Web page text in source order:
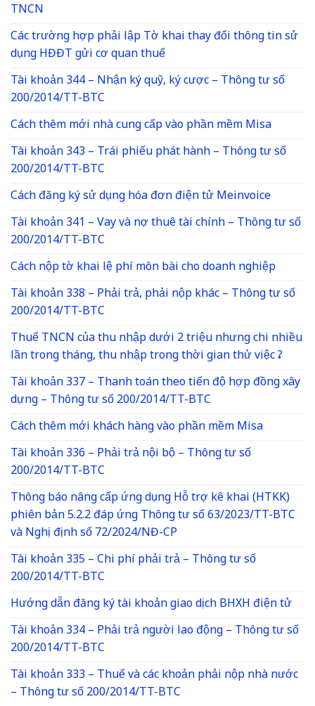
TNCN
Các trường hợp phải lập Tờ khai thay đổi thông tin sử
dụng HĐĐT gửi cơ quan thuế
Tài khoản 344 – Nhận ký quỹ, ký cược – Thông tư số
200/2014/TT-BTC
Cách thêm mới nhà cung cấp vào phần mềm Misa
Tài khoản 343 – Trái phiếu phát hành – Thông tư số
200/2014/TT-BTC
Cách đăng ký sử dụng hóa đơn điện tử Meinvoice
Tài khoản 341 – Vay và nợ thuê tài chính – Thông tư số
200/2014/TT-BTC
Cách nộp tờ khai lệ phí môn bài cho doanh nghiệp
Tài khoản 338 – Phải trả, phải nộp khác – Thông tư số
200/2014/TT-BTC
Thuế TNCN của thu nhập dưới 2 triệu nhưng chi nhiều
lần trong tháng, thu nhập trong thời gian thử việc ?
Tài khoản 337 – Thanh toán theo tiến độ hợp đồng xây
dựng – Thông tư số 200/2014/TT-BTC
Cách thêm mới khách hàng vào phần mềm Misa
Tài khoản 336 – Phải trả nội bộ – Thông tư số
200/2014/TT-BTC
Thông báo nâng cấp ứng dụng Hỗ trợ kê khai (HTKK)
phiên bản 5.2.2 đáp ứng Thông tư số 63/2023/TT-BTC
và Nghị định số 72/2024/NĐ-CP
Tài khoản 335 – Chi phí phải trả – Thông tư số
200/2014/TT-BTC
Hướng dẫn đăng ký tài khoản giao dịch BHXH điện tử
Tài khoản 334 – Phải trả người lao động – Thông tư số
200/2014/TT-BTC
Tài khoản 333 – Thuế và các khoản phải nộp nhà nước
– Thông tư số 200/2014/TT-BTC